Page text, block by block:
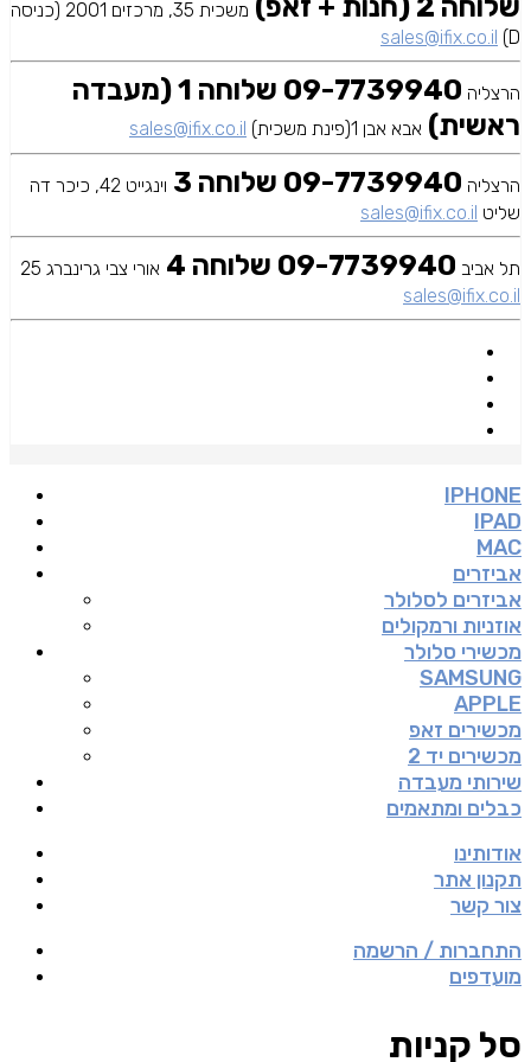
שלוחה 2 (חנות + זאפ)
משכית 35, מרכזים 2001 (כניסה
D)
sales@ifix.co.il
הרצליה
09-7739940 שלוחה 1 (מעבדה
ראשית) אבא אבן 1(פינת משכית) sales@ifix.co.il
הרצליה 09-7739940 שלוחה 3
וינגייט 42, כיכר דה
שליט sales@ifix.co.il
תל אביב 09-7739940 שלוחה 4
אורי צבי גרינברג 25
sales@ifix.co.il
IPHONE
IPAD
MAC
אביזרים
אביזרים לסלולר
אוזניות ורמקולים
מכשירי סלולר
SAMSUNG
APPLE
מכשירים זאפ
מכשירים יד 2
שירותי מעבדה
כבלים ומתאמים
אודותינו
תקנון אתר
צור קשר
התחברות / הרשמה
מועדפים
סל קניות